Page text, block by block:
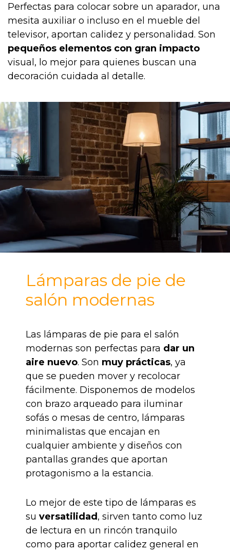
Perfectas para colocar sobre un aparador, una
mesita auxiliar o incluso en el mueble del
televisor, aportan calidez y personalidad. Son
pequeños elementos con gran impacto
visual, lo mejor para quienes buscan una
decoración cuidada al detalle.
Lámparas de pie de
salón modernas
Las lámparas de pie para el salón
modernas son perfectas para dar un
aire nuevo. Son muy prácticas, ya
que se pueden mover y recolocar
fácilmente. Disponemos de modelos
con brazo arqueado para iluminar
sofás o mesas de centro, lámparas
minimalistas que encajan en
cualquier ambiente y diseños con
pantallas grandes que aportan
protagonismo a la estancia.
Lo mejor de este tipo de lámparas es
su versatilidad , sirven tanto como luz
de lectura en un rincón tranquilo
como para aportar calidez general en